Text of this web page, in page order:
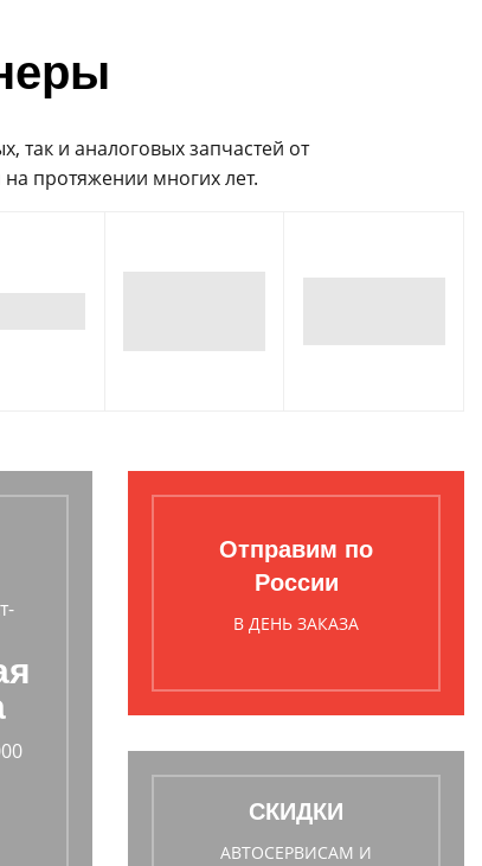
и аналоговых запчастей от
протяжении многих лет.
Отправим по
России
В ДЕНЬ ЗАКАЗА
СКИДКИ
АВТОСЕРВИСАМ И